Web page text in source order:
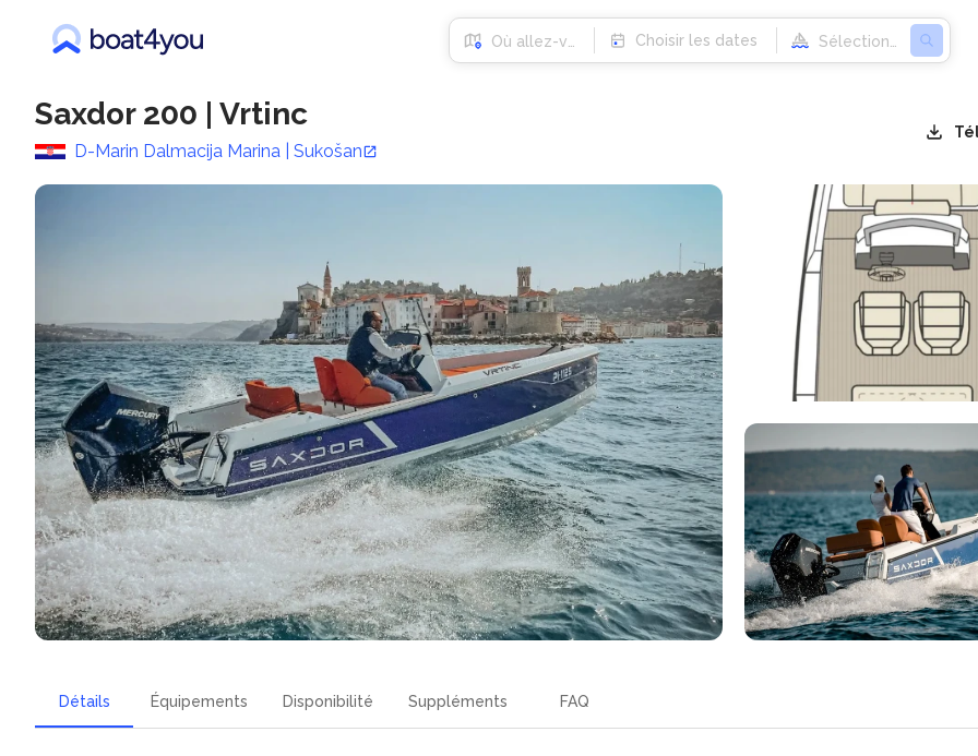
Choisir les dates
Saxdor 200 | Vrtinc
D-Marin Dalmacija Marina | Sukošan
Détails Équipements Disponibilité Suppléments FAQ